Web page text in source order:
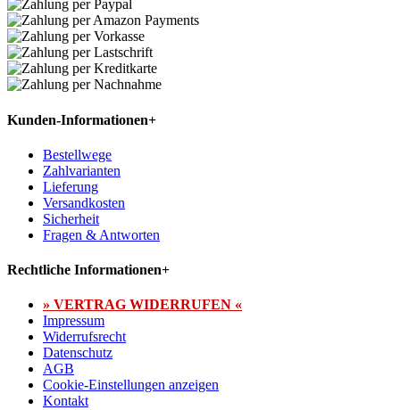
Kunden-Informationen+
Bestellwege
Zahlvarianten
Lieferung
Versandkosten
Sicherheit
Fragen & Antworten
Rechtliche Informationen+
» VERTRAG WIDERRUFEN «
Impressum
Widerrufsrecht
Datenschutz
AGB
Cookie-Einstellungen anzeigen
Kontakt